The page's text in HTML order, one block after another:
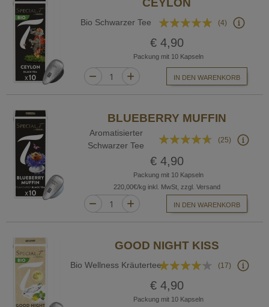
CEYLON
Bio Schwarzer Tee
Bewertung:
95%
(4)
€ 4,90
Packung mit 10 Kapseln
IN DEN WARENKORB
BLUEBERRY MUFFIN
Aromatisierter
Schwarzer Tee
Bewertung:
(25)
€ 4,90
Packung mit 10 Kapseln
220,00€/kg inkl. MwSt, zzgl. Versand
IN DEN WARENKORB
GOOD NIGHT KISS
Bio Wellness KräuterteeBewertung:
80%
(17)
€ 4,90
Packung mit 10 Kapseln